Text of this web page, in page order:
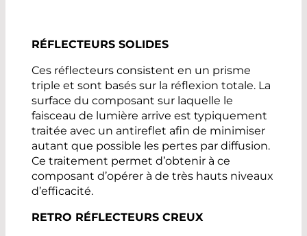
RÉFLECTEURS SOLIDES
Ces réflecteurs consistent en un prisme
triple et sont basés sur la réflexion totale. La
surface du composant sur laquelle le
faisceau de lumière arrive est typiquement
traitée avec un antireflet afin de minimiser
autant que possible les pertes par diffusion.
Ce traitement permet d’obtenir à ce
composant d’opérer à de très hauts niveaux
d’efficacité.
RETRO RÉFLECTEURS CREUX